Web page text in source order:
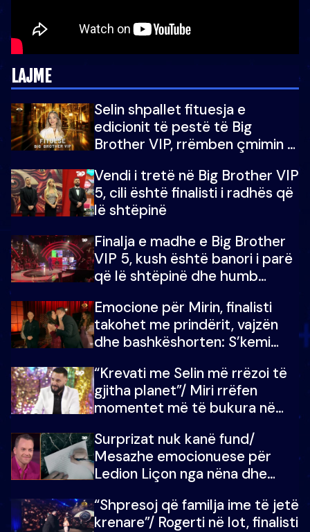
LAJME
Selin shpallet fituesja e
edicionit të pestë të Big
Brother VIP, rrëmben çmimin e
Vendi i tretë në Big Brother VIP
5, cili është finalisti i radhës që
lë shtëpinë
Finalja e madhe e Big Brother
VIP 5, kush është banori i parë
që lë shtëpinë dhe humb
çmimin e madh
Emocione për Mirin, finalisti
takohet me prindërit, vajzën
dhe bashkëshorten: S’kemi
“Krevati me Selin më rrëzoi të
gjitha planet”/ Miri rrëfen
momentet më të bukura në
mungojë zilja e mëngjesit kur…
Surprizat nuk kanë fund/
Mesazhe emocionuese për
Ledion Liçon nga nëna dhe
mban dot lotët: Nuk meritoj…
“Shpresoj që familja ime të jetë
krenare”/ Rogerti në lot, finalisti